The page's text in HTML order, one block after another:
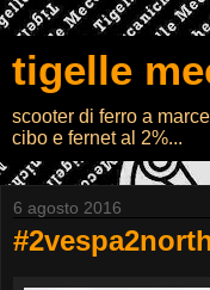
tigelle
scooter di ferro a
cibo e fernet al 2%...
6 agosto 2016